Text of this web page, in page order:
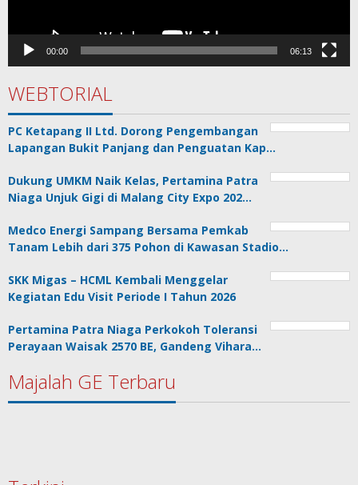
00:00 06:13
WEBTORIAL
PC Ketapang II Ltd. Dorong Pengembangan
Lapangan Bukit Panjang dan Penguatan Kap…
Dukung UMKM Naik Kelas, Pertamina Patra
Niaga Unjuk Gigi di Malang City Expo 202…
Medco Energi Sampang Bersama Pemkab
Tanam Lebih dari 375 Pohon di Kawasan Stadio…
SKK Migas – HCML Kembali Menggelar
Kegiatan Edu Visit Periode I Tahun 2026
Pertamina Patra Niaga Perkokoh Toleransi
Perayaan Waisak 2570 BE, Gandeng Vihara…
Majalah GE Terbaru